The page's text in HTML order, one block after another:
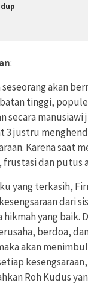
:
seseorang akan
tinggi,
secara
3 justru
Karena saat
frustasi dan putus
yang terkasih,
dari
hikmah yang
berdoa,
akan
Roh Kudus